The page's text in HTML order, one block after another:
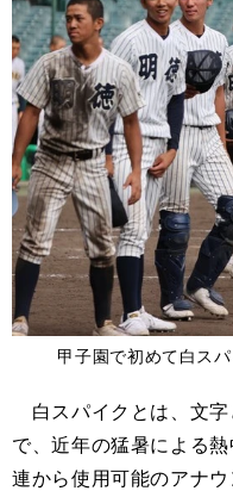
甲子園で初めて白ス
白スパイクとは、文字
で、近年の猛暑による
連から使用可能のアナウ